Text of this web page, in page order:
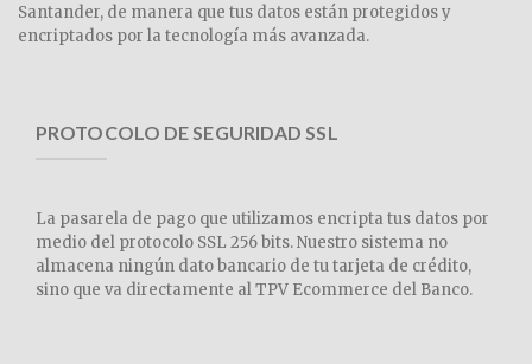
Santander, de manera que tus datos están protegidos y
encriptados por la tecnología más avanzada.
PROTOCOLO DE SEGURIDAD SSL
La pasarela de pago que utilizamos encripta tus datos por
medio del protocolo SSL 256 bits. Nuestro sistema no
almacena ningún dato bancario de tu tarjeta de crédito,
sino que va directamente al TPV Ecommerce del Banco.